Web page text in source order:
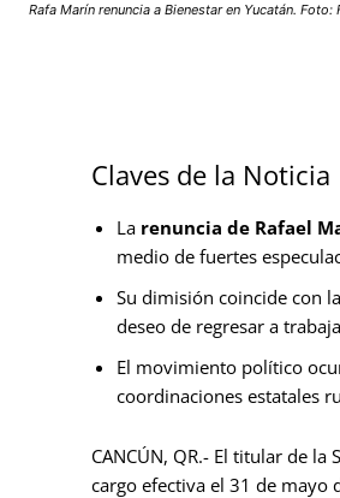
Rafa Marín renuncia a Bienestar en Yucatán. Foto:
Claves de la Noticia
La renuncia de Rafael
medio de fuertes
Su dimisión coincide con
deseo de regresar a
El movimiento político
coordinaciones estatales
CANCÚN, QR.- El titular de la
cargo efectiva el 31 de mayo